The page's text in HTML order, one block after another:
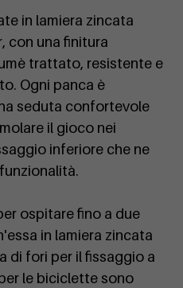
in lamiera zincata
con una finitura
trattato, resistente e
Ogni panca è
seduta confortevole
il gioco nei
inferiore che ne
ospitare fino a due
in lamiera zincata
di fori per il fissaggio a
le biciclette sono